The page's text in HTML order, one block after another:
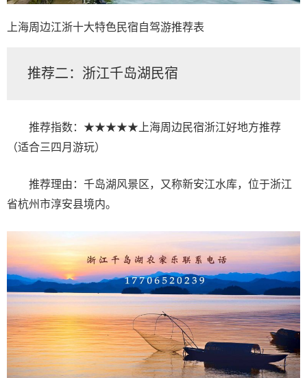
上海周边江浙十大特色民宿自驾游推荐表
推荐二：浙江千岛湖民宿
推荐指数：★★★★★上海周边民宿浙江好地方推荐
（适合三四月游玩）
推荐理由：千岛湖风景区，又称新安江水库，位于浙江
省杭州市淳安县境内。